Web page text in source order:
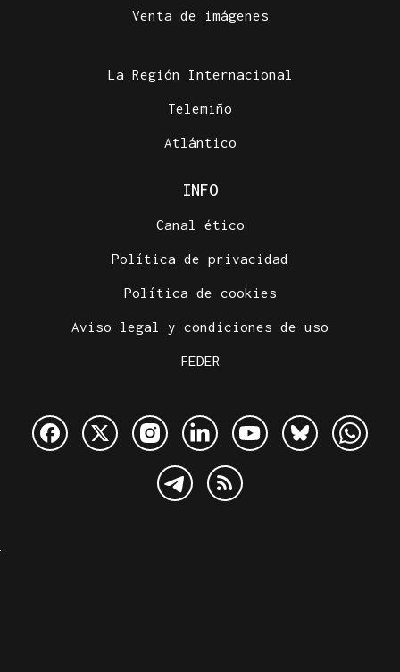
Venta de imágenes
La Región Internacional
Telemiño
Atlántico
INFO
Canal ético
Política de privacidad
Política de cookies
Aviso legal y condiciones de uso
FEDER